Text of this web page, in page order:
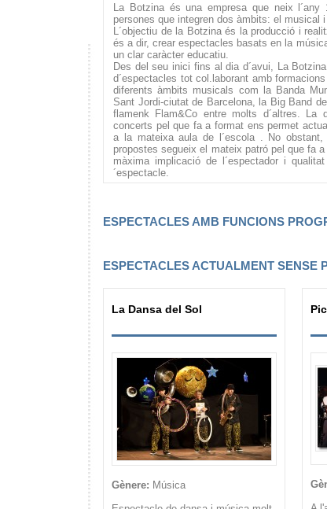
La Botzina és una empresa que neix
persones que integren dos àmbits: el musical i
L´objectiu de la Botzina és la producció i
és a dir, crear espectacles basats en la
un clar caràcter educatiu.
Des del seu inici fins al dia d´avui, La
d´espectacles tot col.laborant amb
diferents àmbits musicals com la Banda
Sant Jordi-ciutat de Barcelona, la Big Band
flamenk Flam&Co entre molts d´altres. La
concerts pel que fa a format ens permet
a la mateixa aula de l´escola . No
propostes segueix el mateix patró pel que fa
màxima implicació de l´espectador i
´espectacle.
ESPECTACLES AMB FUNCIONS
ESPECTACLES ACTUALMENT SENSE
La Dansa del Sol
Gènere: Música